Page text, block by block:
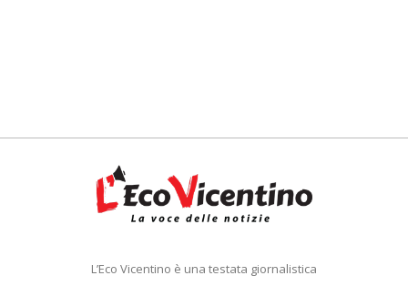
L’Eco Vicentino è una testata giornalistica